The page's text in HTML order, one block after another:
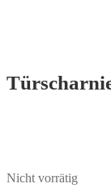
Nicht vorrätig